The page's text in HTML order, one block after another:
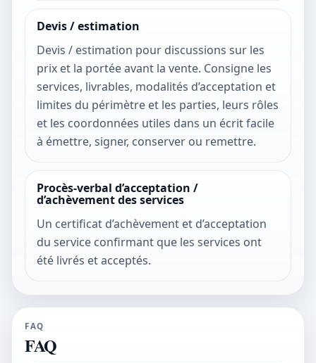
Devis / estimation
Devis / estimation pour discussions sur les
prix et la portée avant la vente. Consigne les
services, livrables, modalités d’acceptation et
limites du périmètre et les parties, leurs rôles
et les coordonnées utiles dans un écrit facile
à émettre, signer, conserver ou remettre.
Procès-verbal d’acceptation /
d’achèvement des services
Un certificat d’achèvement et d’acceptation
du service confirmant que les services ont
été livrés et acceptés.
FAQ
FAQ